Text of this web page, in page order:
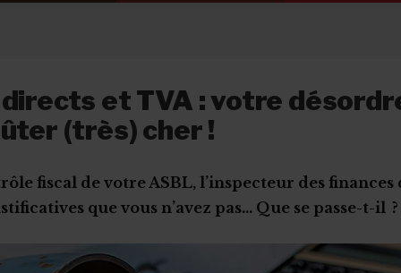
et TVA : votre
(très) cher !
fiscal de votre ASBL, l’inspecteur des finances
que vous n’avez pas… Que se passe-t-il ?